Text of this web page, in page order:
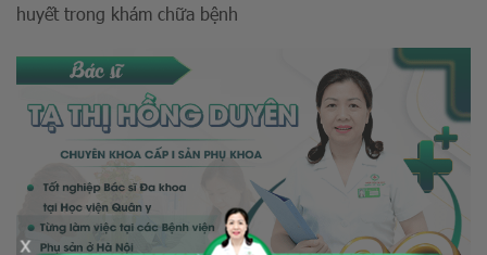
huyết trong khám chữa bệnh
x